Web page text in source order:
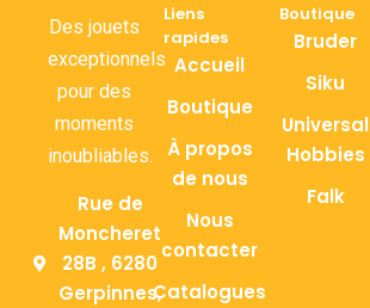
Des jouets
exceptionnels
pour des
moments
inoubliables.
Rue de
Moncheret
28B , 6280
Gerpinnes,
Liens
rapides
Accueil
Boutique
À propos
de nous
Nous
contacter
Catalogues
Boutique
Bruder
Siku
Universal
Hobbies
Falk